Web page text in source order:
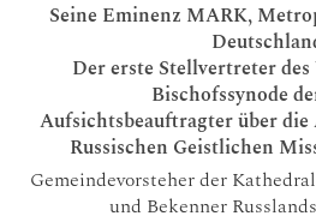
Seine Eminenz MARK,
Der erste Stellvertreter
Bischofssynode
Aufsichtsbeauftragter über
Russischen Geistlichen
Gemeindevorsteher der
und Bekenner